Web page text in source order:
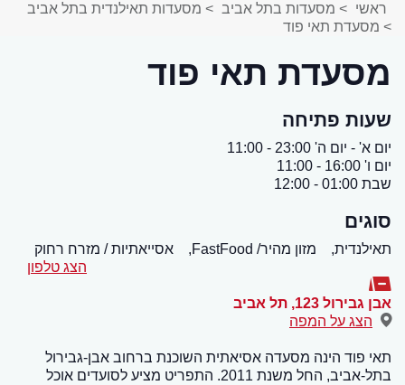
ראשי > מסעדות בתל אביב > מסעדות תאילנדית בתל אביב
> מסעדת תאי פוד
מסעדת תאי פוד
שעות פתיחה
יום א' - יום ה' 23:00 - 11:00
יום ו' 16:00 - 11:00
שבת 01:00 - 12:00
סוגים
תאילנדית, מזון מהיר/ FastFood,
אסייאתיות / מזרח רחוק
הצג טלפון
אבן גבירול 123 , תל אביב
הצג על המפה
תאי פוד הינה מסעדה אסיאתית השוכנת ברחוב אבן-גבירול
בתל-אביב, החל משנת 2011. התפריט מציע לסועדים אוכל